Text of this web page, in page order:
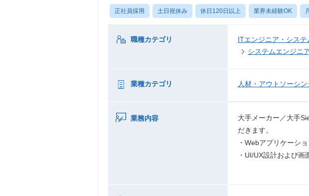
正社員採用 土日祝休み 休日120日以上 業界未経験OK
職種カテゴリ ITエンジニア・システ
システムエンジニ
業種カテゴリ 人材・アウトソーシ
業務内容
大手メーカー／大手
だきます。
・Webアプリケーシ
・UI/UX設計および画